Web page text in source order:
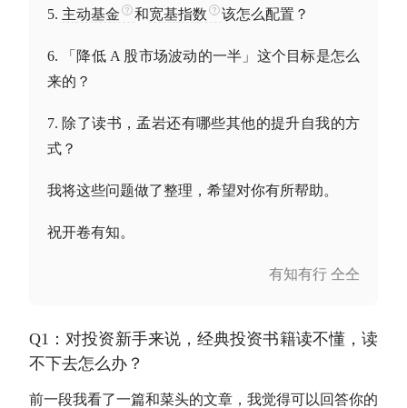
5. 主动基金 和宽基指数 该怎么配置？
6. 「降低 A 股市场波动的一半」这个目标是怎么
来的？
7. 除了读书，孟岩还有哪些其他的提升自我的方
式？
我将这些问题做了整理，希望对你有所帮助。
祝开卷有知。
有知有行 仝仝
Q1：对投资新手来说，经典投资书籍读不懂，读
不下去怎么办？
前一段我看了一篇和菜头的文章，我觉得可以回答你的